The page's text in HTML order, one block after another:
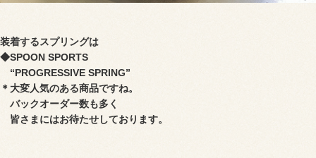
装着するスプリングは
◆SPOON SPORTS
“PROGRESSIVE SPRING”
＊大変人気のある商品ですね。
バックオーダー数も多く
皆さまにはお待たせしております。